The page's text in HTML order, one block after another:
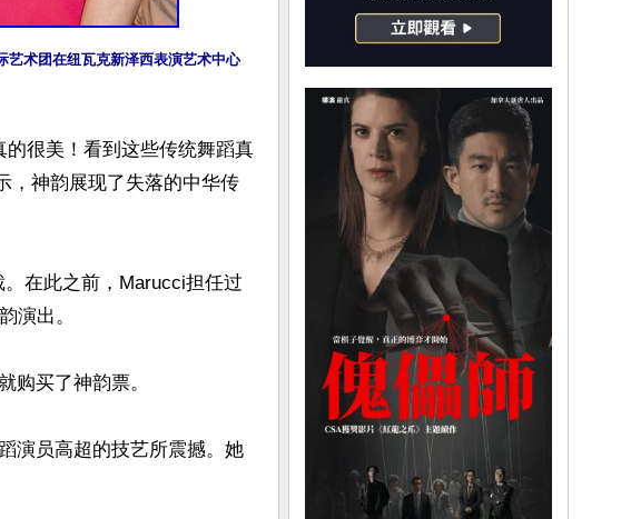
术团在纽瓦克新泽西表演艺术中心
的很美！看到这些传统舞蹈真
，神韵展现了失落的中华传
在此之前，Marucci担任过
演出。
购买了神韵票。
演员高超的技艺所震撼。她